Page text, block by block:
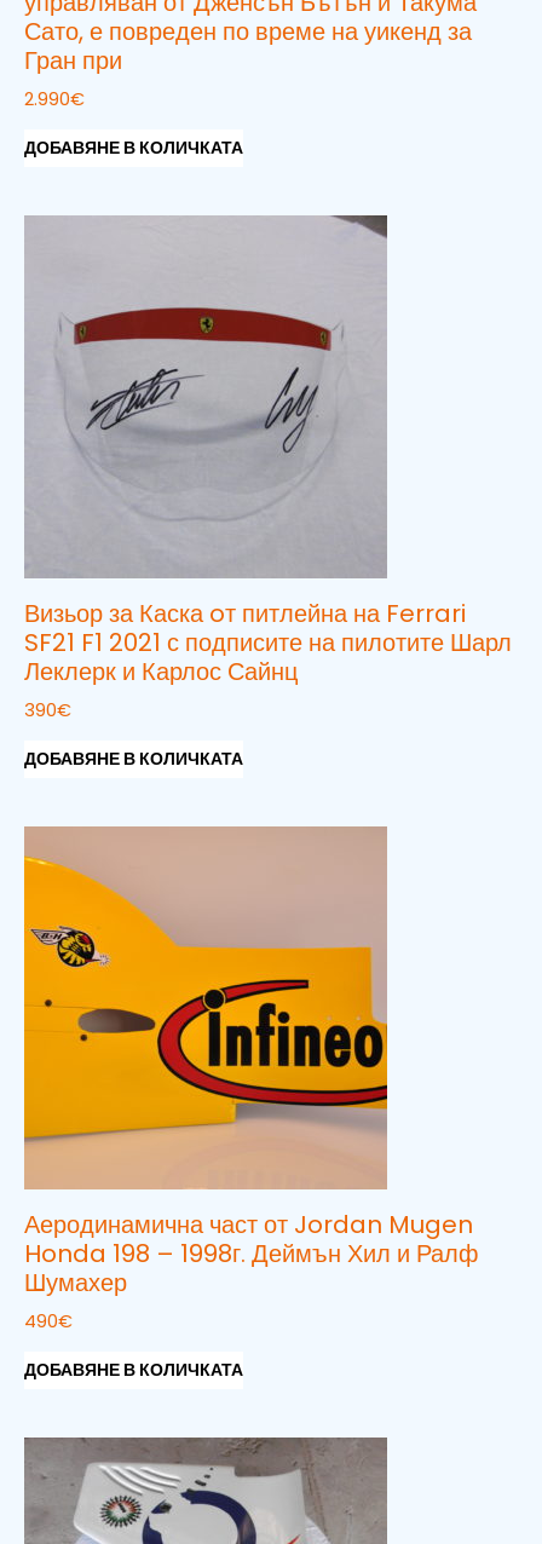
Сато, е повреден по време на уикенд за
Гран при
2.990€
ДОБАВЯНЕ В КОЛИЧКАТА
Визьор за Каска oт питлейна на Ferrari
SF21 F1 2021 с подписите на пилотите Шарл
Леклерк и Карлос Сайнц
390€
ДОБАВЯНЕ В КОЛИЧКАТА
Аеродинамична част от Jordan Mugen
Honda 198 – 1998г. Деймън Хил и Ралф
Шумахер
490€
ДОБАВЯНЕ В КОЛИЧКАТА